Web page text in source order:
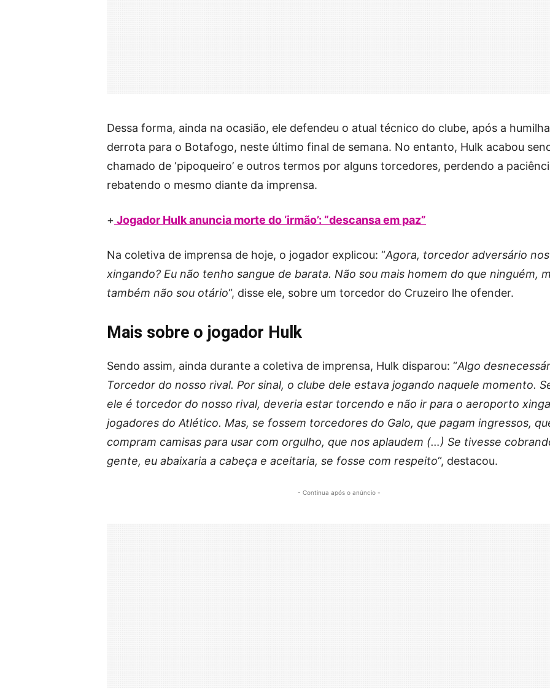
Dessa forma, ainda na ocasião, ele defendeu o atual técnico do clube, após a
derrota para o Botafogo, neste último final de semana. No entanto, Hulk acabou
chamado de ‘pipoqueiro’ e outros termos por alguns torcedores, perdendo a
rebatendo o mesmo diante da imprensa.
+ Jogador Hulk anuncia morte do ‘irmão’: “descansa em paz”
Na coletiva de imprensa de hoje, o jogador explicou: “Agora, torcedor adversário nos
xingando? Eu não tenho sangue de barata. Não sou mais homem do que ninguém,
também não sou otário“, disse ele, sobre um torcedor do Cruzeiro lhe ofender.
Mais sobre o jogador Hulk
Sendo assim, ainda durante a coletiva de imprensa, Hulk disparou: “Algo
Torcedor do nosso rival. Por sinal, o clube dele estava jogando naquele momento.
ele é torcedor do nosso rival, deveria estar torcendo e não ir para o aeroporto
jogadores do Atlético. Mas, se fossem torcedores do Galo, que pagam ingressos,
compram camisas para usar com orgulho, que nos aplaudem (…) Se tivesse
gente, eu abaixaria a cabeça e aceitaria, se fosse com respeito“, destacou.
- Continua após o anúncio -